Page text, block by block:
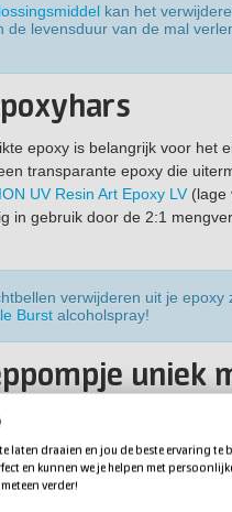
kan het
de levensduur van de mal
epoxy is belangrijk voor het
transparante epoxy die
UV Resin Art Epoxy LV (lage
in gebruik door de 2:1
verwijderen uit je
Burst alcoholspray!
uniek
epoxy zeeppompje maken
metResi-Tint MAX pigmentpasta
welke pigmenten bij jouw
laten draaien en jou de beste ervaring te
en kunnen we je helpen met
verder!